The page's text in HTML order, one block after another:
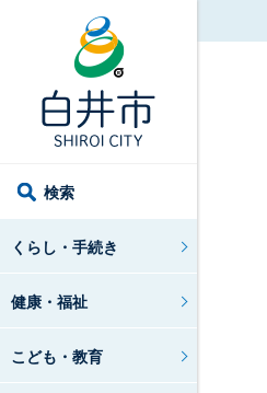
検索
くらし・手続き
健康・福祉
こども・教育